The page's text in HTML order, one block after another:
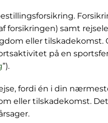
forsikringen) samt
eller tilskadekomst.
på en
”).
fordi én i din
eller tilskadekomst.